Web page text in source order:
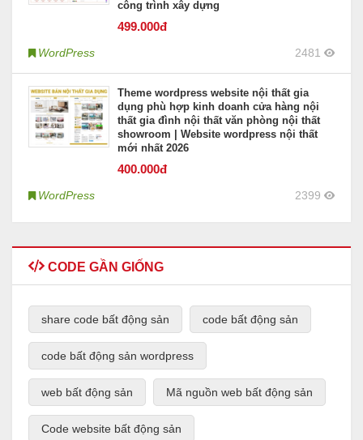
công trình xây dựng
499.000đ
WordPress 2481
Theme wordpress website nội thất gia
dụng phù hợp kinh doanh cửa hàng nội
thất gia đình nội thất văn phòng nội thất
showroom | Website wordpress nội thất
mới nhất 2026
400.000đ
WordPress 2399
CODE GẦN GIỐNG
share code bất động sản code bất động sản
code bất động sản wordpress
web bất động sản Mã nguồn web bất động sản
Code website bất động sản